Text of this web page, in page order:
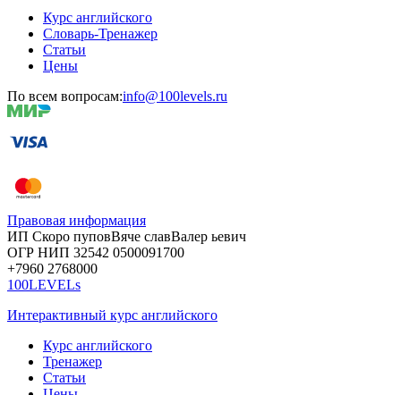
Курс английского
Словарь-Тренажер
Статьи
Цены
По всем вопросам:info@100levels.ru
Правовая информация
ИП Скоро пуповВяче славВалер ьевич
ОГР НИП 32542 0500091700
+7960 2768000
100LEVELs
Интерактивный курс английского
Курс английского
Тренажер
Статьи